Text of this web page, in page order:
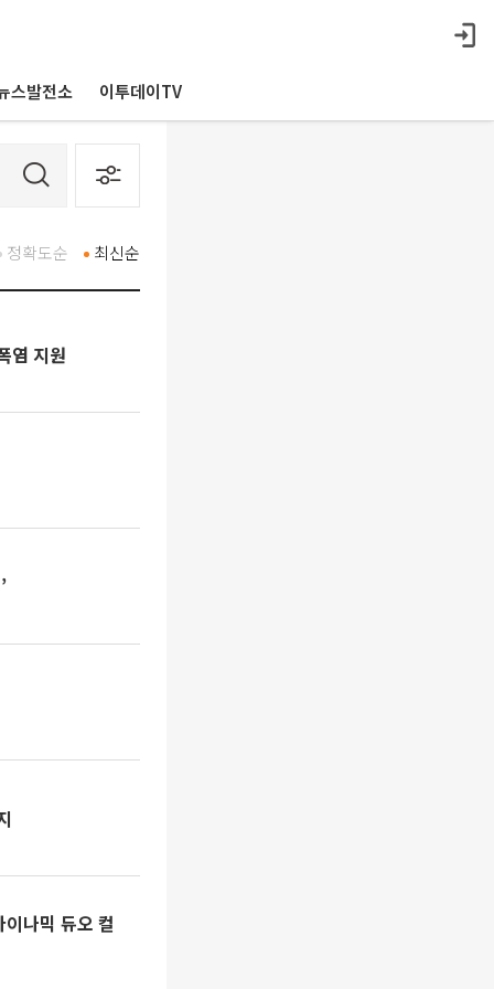
스발전소 이투데이TV
최신순
정확도순
염 지원
이나믹 듀오 컬